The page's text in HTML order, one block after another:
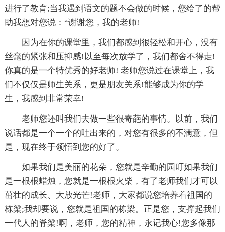
进行了教育;当我遇到语文的题不会做的时候，您给了的帮
助我想对您说：“谢谢您，我的老师!
因为在你的课堂里，我们都感到很轻松和开心，没有
丝毫的紧张和压抑感!以至每次放学了，我们都舍不得走!
你真的是一个特优秀的好老师! 老师您说过在课堂上，我
们不仅仅是师生关系，更是朋友关系!能够成为你的学
生，我感到非常荣幸!
老师您还叫我们去做一些很奇葩的事情。以前，我们
说话都是一个一个的吐出来的，对您有很多的不满意，但
是，现在终于领悟到您的好了。
如果我们是美丽的花朵，您就是辛勤的园叮如果我们
是一根根蜡烛，您就是一根根火柴，有了老师我们才可以
茁壮的成长、大放光芒!老师，大家都说您培养着祖国的
栋梁;我却要说，您就是祖国的栋梁。正是您，支撑起我们
一代人的脊梁!啊，老师，您的精神，永记我心!您多像那